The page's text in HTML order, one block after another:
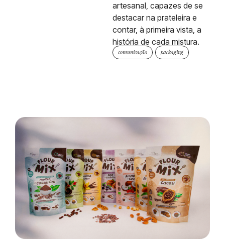
artesanal, capazes de se
destacar na prateleira e
contar, à primeira vista, a
história de cada mistura.
comunicação packaging